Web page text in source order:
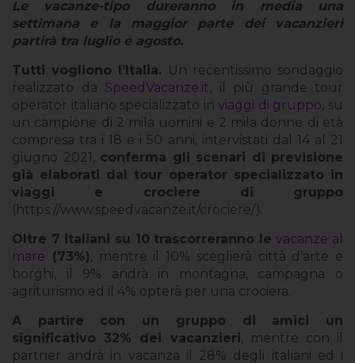
Le vacanze-tipo dureranno in media una
settimana e la maggior parte dei vacanzieri
partirà tra luglio e agosto.
Tutti vogliono l’Italia. Un recentissimo sondaggio
realizzato da SpeedVacanze.it, il più grande tour
operator italiano specializzato inviaggi di gruppo, su
un campione di 2 mila uomini e 2 mila donne di età
compresa tra i 18 e i 50 anni, intervistati dal 14 al 21
giugno 2021, conferma gli scenari di previsione
già elaborati dal tour operator specializzato in
viaggi e crociere di gruppo
(https://www.speedvacanze.it/crociere/).
Oltre 7 italiani su 10 trascorreranno levacanze al
mare (73%), mentre il 10% sceglierà città d’arte e
borghi, il 9% andrà in montagna, campagna o
agriturismo ed il 4% opterà per una crociera.
A partire con un gruppo di amici un
significativo 32% dei vacanzieri, mentre con il
partner andrà in vacanza il 28% degli italiani ed i